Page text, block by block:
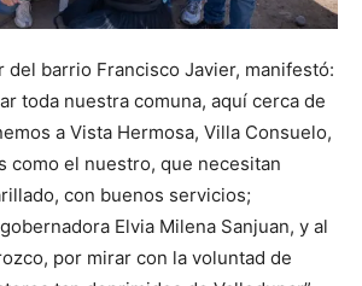
del barrio Francisco Javier, manifestó:
toda nuestra comuna, aquí cerca de
a Vista Hermosa, Villa Consuelo,
como el nuestro, que necesitan
con buenos servicios;
Elvia Milena Sanjuan, y al
por mirar con la voluntad de